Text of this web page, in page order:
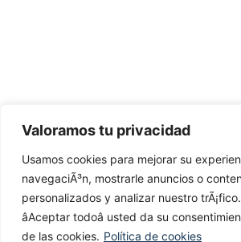
Valoramos tu privacidad
Usamos cookies para mejorar su
navegaciÃ³n, mostrarle anuncios o
personalizados y analizar nuestro
âAceptar todoâ usted da su
de las cookies. Política de cookies